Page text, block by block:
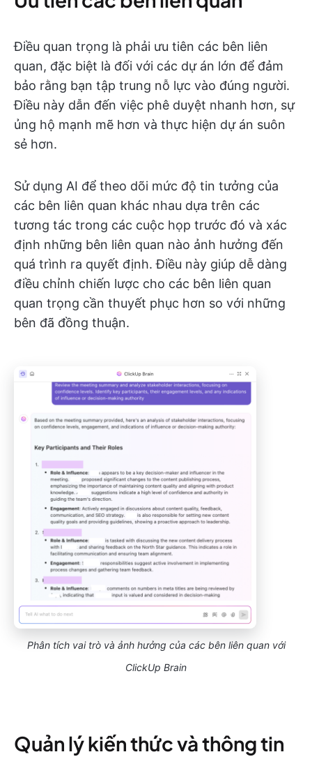
Điều quan trọng là phải ưu tiên các bên liên
quan, đặc biệt là đối với các dự án lớn để đảm
bảo rằng bạn tập trung nỗ lực vào đúng người.
Điều này dẫn đến việc phê duyệt nhanh hơn, sự
ủng hộ mạnh mẽ hơn và thực hiện dự án suôn
sẻ hơn.
Sử dụng AI để theo dõi mức độ tin tưởng của
các bên liên quan khác nhau dựa trên các
tương tác trong các cuộc họp trước đó và xác
định những bên liên quan nào ảnh hưởng đến
quá trình ra quyết định. Điều này giúp dễ dàng
điều chỉnh chiến lược cho các bên liên quan
quan trọng cần thuyết phục hơn so với những
bên đã đồng thuận.
Phân tích vai trò và ảnh hưởng của các bên liên quan với
ClickUp Brain
Quản lý kiến thức và thông tin